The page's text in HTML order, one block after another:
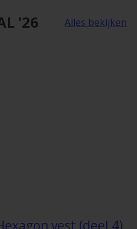
'26 Alles bekijken
vest (deel 4)